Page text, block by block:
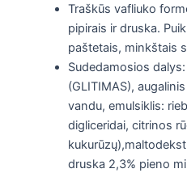
Traškūs vafliuko
pipirais ir druska.
paštetais, minkštais
Sudedamosios
(GLITIMAS),
vandu, emulsiklis:
digliceridai, citrinos
druska 2,3% pieno